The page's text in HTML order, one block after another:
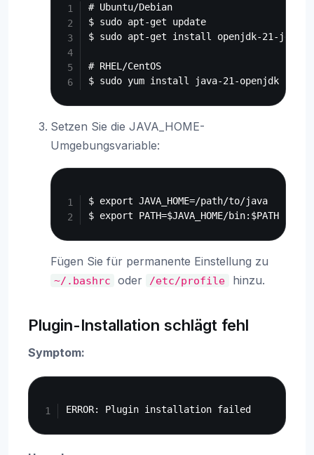
# Ubuntu/Debian
$ sudo apt-get update
$ sudo apt-get install openjdk-21-jdk
# RHEL/CentOS
Setzen Sie die JAVA_HOME-
Umgebungsvariable:
$ export JAVA_HOME=/path/to/java
Fügen Sie für permanente Einstellung zu
~/.bashrc oder /etc/profile hinzu.
Plugin-Installation schlägt fehl
Symptom: